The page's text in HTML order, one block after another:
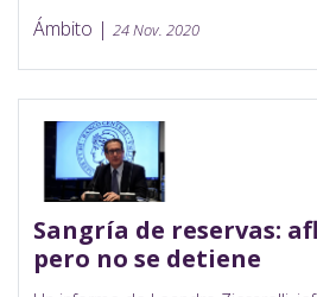
Ámbito | 24 Nov. 2020
Sangría de reservas:
pero no se detiene